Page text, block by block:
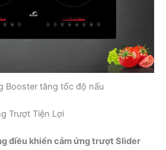
Booster tăng tốc độ nấu
Trượt Tiện Lợi
điều khiển cảm ứng trượt Slider